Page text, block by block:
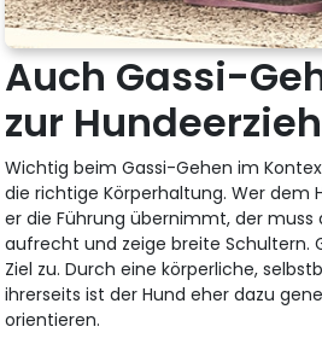
Auch Gassi-
zur
Wichtig beim Gassi-Gehen im
die richtige Körperhaltung. Wer dem
er die Führung übernimmt, der muss
aufrecht und zeige breite Schultern.
Ziel zu. Durch eine körperliche,
ihrerseits ist der Hund eher dazu
orientieren.